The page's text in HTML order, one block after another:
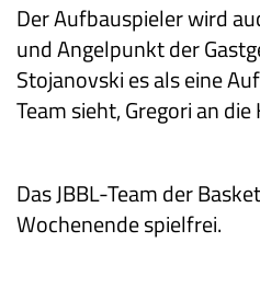
Der Aufbauspieler wird
und Angelpunkt der
Stojanovski es als eine
Team sieht, Gregori an
Das JBBL-Team der
Wochenende spielfrei.